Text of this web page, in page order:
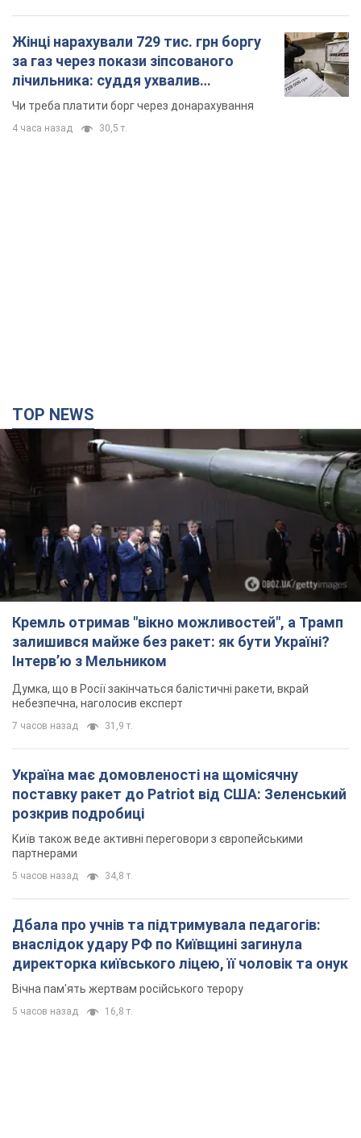
Жінці нарахували 729 тис. грн боргу
за газ через покази зіпсованого
лічильника: суддя ухвалив
неочікуване рішення
Чи треба платити борг через донарахування
4 часа назад 30,5 т.
TOP NEWS
Кремль отримав "вікно можливостей", а Трамп
залишився майже без ракет: як бути Україні?
Інтерв’ю з Мельником
Думка, що в Росії закінчаться балістичні ракети, вкрай
небезпечна, наголосив експерт
7 часов назад 31,9 т.
Україна має домовленості на щомісячну
поставку ракет до Patriot від США: Зеленський
розкрив подробиці
Київ також веде активні переговори з європейськими
партнерами
5 часов назад 34,8 т.
Дбала про учнів та підтримувала педагогів:
внаслідок удару РФ по Київщині загинула
директорка київського ліцею, її чоловік та онук
Вічна пам'ять жертвам російського терору
5 часов назад 16,8 т.